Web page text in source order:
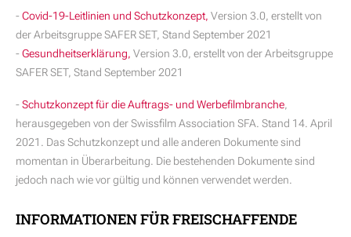
-Covid-19-Leitlinien und Schutzkonzept, Version 3.0, erstellt von
der Arbeitsgruppe SAFER SET, Stand September 2021
-Gesundheitserklärung, Version 3.0, erstellt von der Arbeitsgruppe
SAFER SET, Stand September 2021
-Schutzkonzept für die Auftrags- und Werbefilmbranche
herausgegeben von der Swissfilm Association SFA. Stand 14. April
2021. Das Schutzkonzept und alle anderen Dokumente sind
momentan in Überarbeitung. Die bestehenden Dokumente sind
jedoch nach wie vor gültig und können verwendet werden.
INFORMATIONEN FÜR FREISCHAFFENDE